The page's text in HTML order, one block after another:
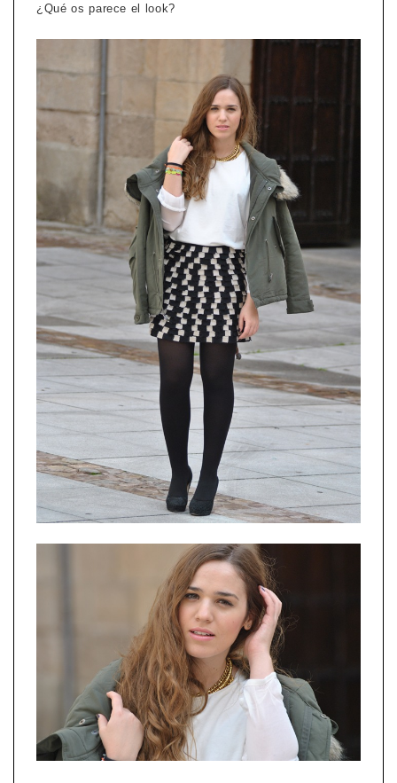
¿Qué os parece el look?